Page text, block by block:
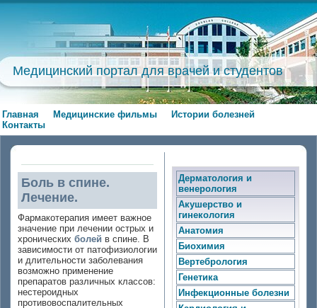
Медицинский портал для врачей и студентов
Главная Медицинские фильмы
Истории болезней
Контакты
Боль в спине.
Лечение.
Фармакотерапия имеет важное
значение при лечении острых и
хронических болей в спине. В
зависимости от патофизиологии
и длительности заболевания
возможно применение
препаратов различных классов:
нестероидных
противовоспалительных
Дерматология и
венерология
Акушерство и
гинекология
Анатомия
Биохимия
Вертебрология
Генетика
Инфекционные болезни